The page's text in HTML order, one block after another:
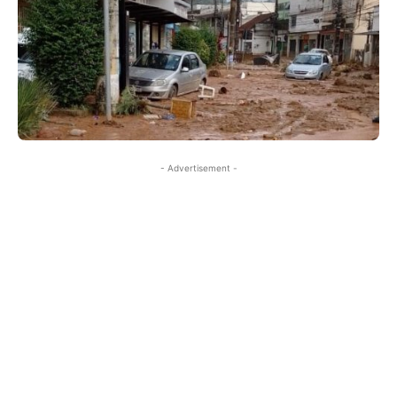
- Advertisement -